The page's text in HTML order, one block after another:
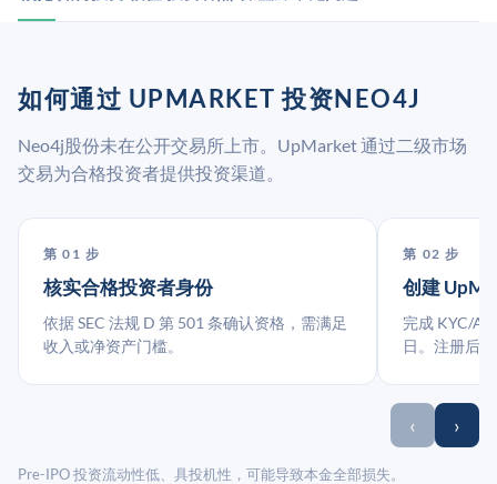
如何通过 UPMARKET 投资NEO4J
Neo4j股份未在公开交易所上市。UpMarket 通过二级市场
交易为合格投资者提供投资渠道。
第 01 步
核实合格投资者身份
依据 SEC 法规 D 第 501 条确认资格，需满足
收入或净资产门槛。
第 02 步
创建
完成 KYC/
日。注册后
‹ ›
Pre-IPO 投资流动性低、具投机性，可能导致本金全部损失。